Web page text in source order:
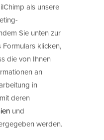
als unsere
Sie unten zur
klicken,
die von Ihnen
an
in
deren
und
werden.